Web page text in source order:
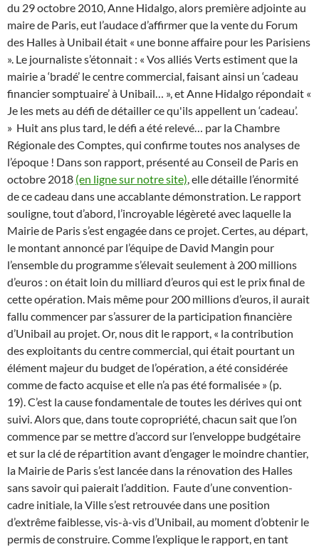
du 29 octobre 2010, Anne Hidalgo, alors première adjointe au
maire de Paris, eut l’audace d’affirmer que la vente du Forum
des Halles à Unibail était « une bonne affaire pour les Parisiens
». Le journaliste s’étonnait : « Vos alliés Verts estiment que la
mairie a ‘bradé’ le centre commercial, faisant ainsi un ‘cadeau
financier somptuaire’ à Unibail… », et Anne Hidalgo répondait «
Je les mets au défi de détailler ce qu'ils appellent un ‘cadeau’.
» Huit ans plus tard, le défi a été relevé… par la Chambre
Régionale des Comptes, qui confirme toutes nos analyses de
l’époque ! Dans son rapport, présenté au Conseil de Paris en
octobre 2018 (en ligne sur notre site), elle détaille l’énormité
de ce cadeau dans une accablante démonstration. Le rapport
souligne, tout d’abord, l’incroyable légèreté avec laquelle la
Mairie de Paris s’est engagée dans ce projet. Certes, au départ,
le montant annoncé par l’équipe de David Mangin pour
l’ensemble du programme s’élevait seulement à 200 millions
d’euros : on était loin du milliard d’euros qui est le prix final de
cette opération. Mais même pour 200 millions d’euros, il aurait
fallu commencer par s’assurer de la participation financière
d’Unibail au projet. Or, nous dit le rapport, « la contribution
des exploitants du centre commercial, qui était pourtant un
élément majeur du budget de l’opération, a été considérée
comme de facto acquise et elle n’a pas été formalisée » (p.
19). C’est la cause fondamentale de toutes les dérives qui ont
suivi. Alors que, dans toute copropriété, chacun sait que l’on
commence par se mettre d’accord sur l’enveloppe budgétaire
et sur la clé de répartition avant d’engager le moindre chantier,
la Mairie de Paris s’est lancée dans la rénovation des Halles
sans savoir qui paierait l’addition. Faute d’une convention-
cadre initiale, la Ville s’est retrouvée dans une position
d’extrême faiblesse, vis-à-vis d’Unibail, au moment d’obtenir le
permis de construire. Comme l’explique le rapport, en tant